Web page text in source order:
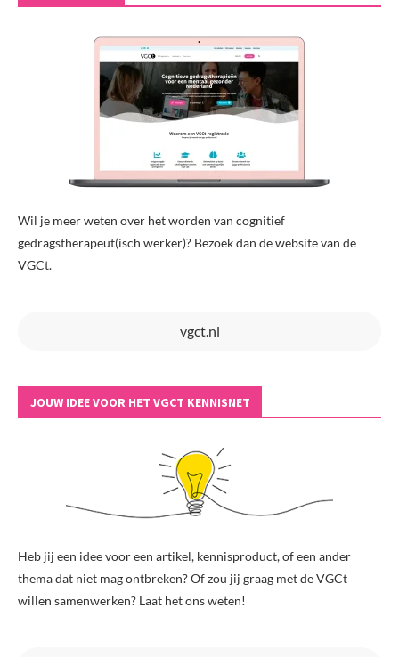
Wil je meer weten over het worden van cognitief
gedragstherapeut(isch werker)? Bezoek dan de website van de
VGCt.
vgct.nl
JOUW IDEE VOOR HET VGCT KENNISNET
Heb jij een idee voor een artikel, kennisproduct, of een ander
thema dat niet mag ontbreken? Of zou jij graag met de VGCt
willen samenwerken? Laat het ons weten!